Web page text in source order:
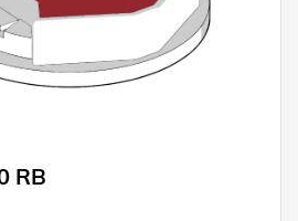
RB